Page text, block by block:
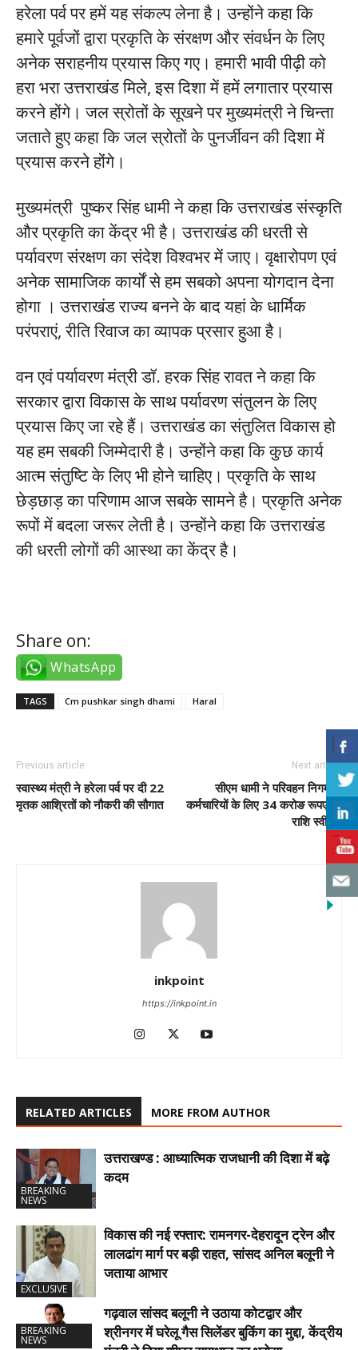
हरेला पर्व पर हमें यह संकल्प लेना है। उन्होंने कहा कि
हमारे पूर्वजों द्वारा प्रकृति के संरक्षण और संवर्धन के लिए
अनेक सराहनीय प्रयास किए गए। हमारी भावी पीढ़ी को
हरा भरा उत्तराखंड मिले, इस दिशा में हमें लगातार प्रयास
करने होंगे। जल स्रोतों के सूखने पर मुख्यमंत्री ने चिन्ता
जताते हुए कहा कि जल स्रोतों के पुनर्जीवन की दिशा में
प्रयास करने होंगे।
मुख्यमंत्री पुष्कर सिंह धामी ने कहा कि उत्तराखंड संस्कृति
और प्रकृति का केंद्र भी है। उत्तराखंड की धरती से
पर्यावरण संरक्षण का संदेश विश्वभर में जाए। वृक्षारोपण एवं
अनेक सामाजिक कार्यों से हम सबको अपना योगदान देना
होगा । उत्तराखंड राज्य बनने के बाद यहां के धार्मिक
परंपराएं, रीति रिवाज का व्यापक प्रसार हुआ है।
वन एवं पर्यावरण मंत्री डॉ. हरक सिंह रावत ने कहा कि
सरकार द्वारा विकास के साथ पर्यावरण संतुलन के लिए
प्रयास किए जा रहे हैं। उत्तराखंड का संतुलित विकास हो
यह हम सबकी जिम्मेदारी है। उन्होंने कहा कि कुछ कार्य
आत्म संतुष्टि के लिए भी होने चाहिए। प्रकृति के साथ
छेड़छाड़ का परिणाम आज सबके सामने है। प्रकृति अनेक
रूपों में बदला जरूर लेती है। उन्होंने कहा कि उत्तराखंड
की धरती लोगों की आस्था का केंद्र है।
Share on:
WhatsApp
TAGS Cm pushkar singh dhami Haral
Previous article
स्वास्थ्य मंत्री ने हरेला पर्व पर दी 22
मृतक आश्रितों को नौकरी की सौगात
Next article
सीएम धामी ने परिवहन निगम के
कर्मचारियों के लिए 34 करोङ रूपए की
राशि स्वीकृत
inkpoint
https://inkpoint.in
RELATED ARTICLES MORE FROM AUTHOR
BREAKING
NEWS
उत्तराखण्ड : आध्यात्मिक राजधानी की दिशा में बढ़े
कदम
EXCLUSIVE
विकास की नई रफ्तार: रामनगर-देहरादून ट्रेन और
लालढांग मार्ग पर बड़ी राहत, सांसद अनिल बलूनी ने
जताया आभार
BREAKING
NEWS
गढ़वाल सांसद बलूनी ने उठाया कोटद्वार और
श्रीनगर में घरेलू गैस सिलेंडर बुकिंग का मुद्दा, केंद्रीय